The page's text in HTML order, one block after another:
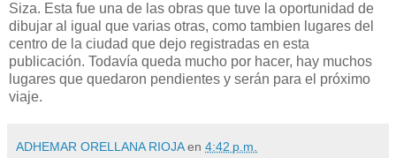
Siza. Esta fue una de las obras que tuve la oportunidad de
dibujar al igual que varias otras, como tambien lugares del
centro de la ciudad que dejo registradas en esta
publicación. Todavía queda mucho por hacer, hay muchos
lugares que quedaron pendientes y serán para el próximo
viaje.
ADHEMAR ORELLANA RIOJA en 4:42 p.m.